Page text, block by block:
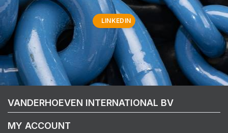
LINKEDIN
VANDERHOEVEN INTERNATIONAL BV
MY ACCOUNT